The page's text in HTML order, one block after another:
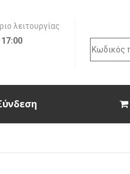
λειτουργίας
Search
for: